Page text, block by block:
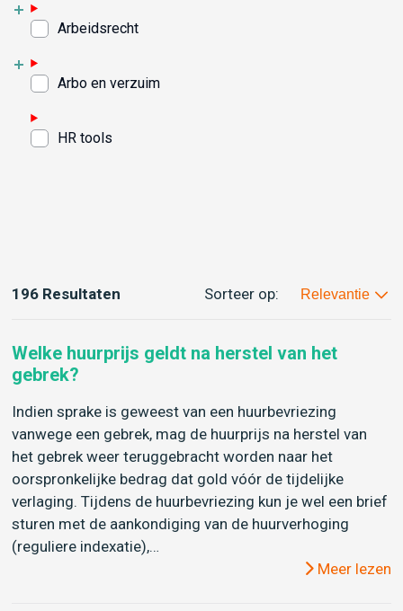
Arbeidsrecht
Arbo en verzuim
HR tools
196 Resultaten Sorteer op: Relevantie
Welke huurprijs geldt na herstel van het
gebrek?
Indien sprake is geweest van een huurbevriezing
vanwege een gebrek, mag de huurprijs na herstel van
het gebrek weer teruggebracht worden naar het
oorspronkelijke bedrag dat gold vóór de tijdelijke
verlaging. Tijdens de huurbevriezing kun je wel een brief
sturen met de aankondiging van de huurverhoging
(reguliere indexatie),…
Meer lezen